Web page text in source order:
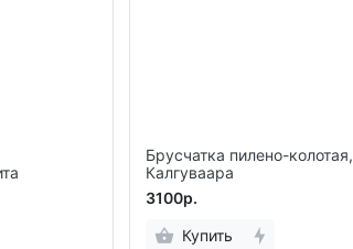
Брусчатка пилено-колотая,
Калгуваара
3100р.
Купить